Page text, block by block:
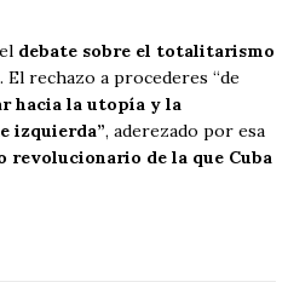
debate sobre el totalitarismo
. El rechazo a procederes “de
hacia la utopía y la
izquierda”, aderezado por esa
revolucionario de la que Cuba